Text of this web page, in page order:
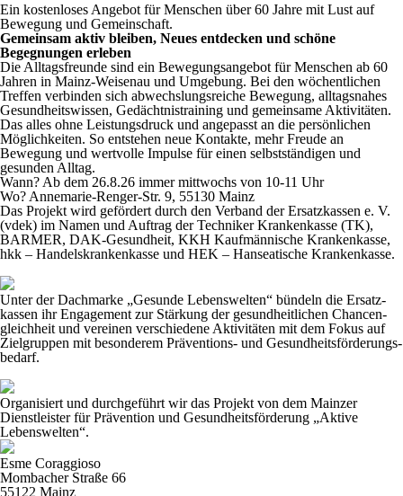
Ein kostenloses Angebot für Menschen über 60 Jahre mit Lust auf
Bewegung und Gemeinschaft.
Gemeinsam aktiv bleiben, Neues entdecken und schöne
Begegnungen erleben
Die Alltagsfreunde sind ein Bewegungsangebot für Menschen ab 60
Jahren in Mainz-Weisenau und Umgebung. Bei den wöchentlichen
Treffen verbinden sich abwechslungsreiche Bewegung, alltagsnahes
Gesundheitswissen, Gedächtnistraining und gemeinsame Aktivitäten.
Das alles ohne Leistungsdruck und angepasst an die persönlichen
Möglichkeiten. So entstehen neue Kontakte, mehr Freude an
Bewegung und wertvolle Impulse für einen selbstständigen und
gesunden Alltag.
Wann? Ab dem 26.8.26 immer mittwochs von 10-11 Uhr
Wo? Annemarie-Renger-Str. 9, 55130 Mainz
Das Projekt wird gefördert durch den Verband der Ersatzkassen e. V.
(vdek) im Namen und Auftrag der Techniker Krankenkasse (TK),
BARMER, DAK-Gesundheit, KKH Kaufmännische Krankenkasse,
hkk – Handelskrankenkasse und HEK – Hanseatische Krankenkasse.
Unter der Dach­marke „Gesunde Lebenswelten“ bündeln die Ersatz­
kassen ihr Engagement zur Stärkung der gesund­­heit­lichen Chancen­
gleich­heit und vereinen verschiedene Aktivitäten mit dem Fokus auf
Ziel­gruppen mit besonderem Präventions- und Gesund­heits­­förderungs­
bedarf.
Organisiert und durchgeführt wir das Projekt von dem Mainzer
Dienstleister für Prävention und Gesundheitsförderung „Aktive
Lebenswelten“.
Esme Coraggioso
Mombacher Straße 66
55122 Mainz